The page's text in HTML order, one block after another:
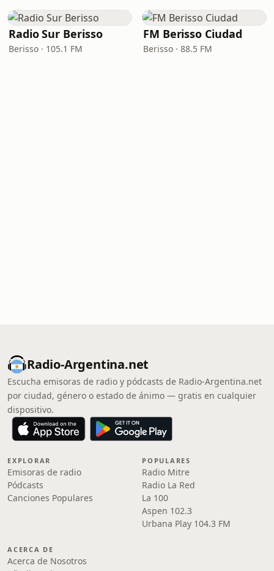
Radio Sur Berisso
Berisso · 105.1 FM
FM Berisso Ciudad
Berisso · 88.5 FM
Radio-Argentina.net
Escucha emisoras de radio y pódcasts de Radio-Argentina.net
por ciudad, género o estado de ánimo — gratis en cualquier
dispositivo.
EXPLORAR
Emisoras de radio
Pódcasts
Canciones Populares
POPULARES
Radio Mitre
Radio La Red
La 100
Aspen 102.3
Urbana Play 104.3 FM
ACERCA DE
Acerca de Nosotros